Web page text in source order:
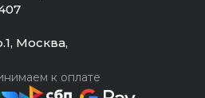
Москва,
к оплате